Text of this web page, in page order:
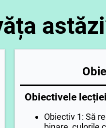
Obiectivele
Obiectiv 1: Să